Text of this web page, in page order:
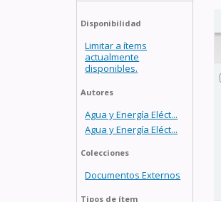
Disponibilidad
Limitar a ítems
actualmente
disponibles.
Autores
Agua y Energía Eléct...
Agua y Energía Eléct...
Colecciones
Documentos Externos
Tipos de ítem